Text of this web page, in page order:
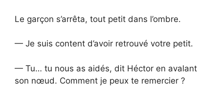
Le garçon s’arrêta, tout petit dans l’ombre.
— Je suis content d’avoir retrouvé votre petit.
— Tu… tu nous as aidés, dit Héctor en avalant
son nœud. Comment je peux te remercier ?